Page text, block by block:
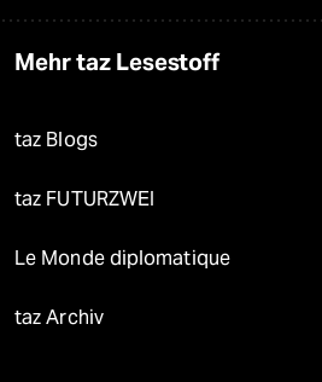
Mehr taz Lesestoff
taz Blogs
taz FUTURZWEI
Le Monde diplomatique
taz Archiv